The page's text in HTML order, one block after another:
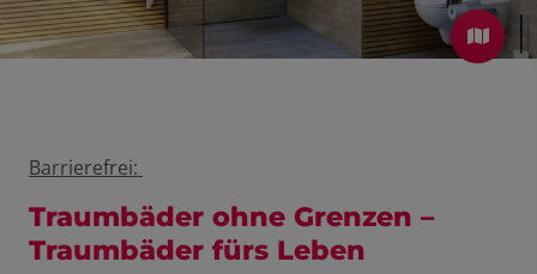
Barrierefrei:
Traumbäder ohne Grenzen –
Traumbäder fürs Leben